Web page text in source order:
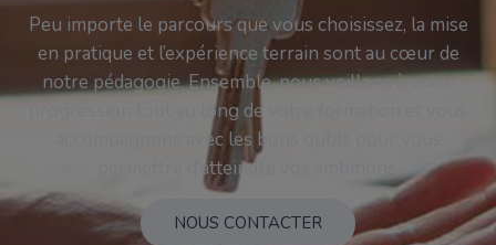
Peu importe le parcours que vous choisissez, la mise
en pratique et l’expérience terrain sont au cœur de
notre pédagogie. Ensemble, nous veillons à votre
progression tout au long de votre formation et vous
accompagnons avec les bons outils pour vous
permettre d’atteindre vos ambitions.
NOUS CONTACTER